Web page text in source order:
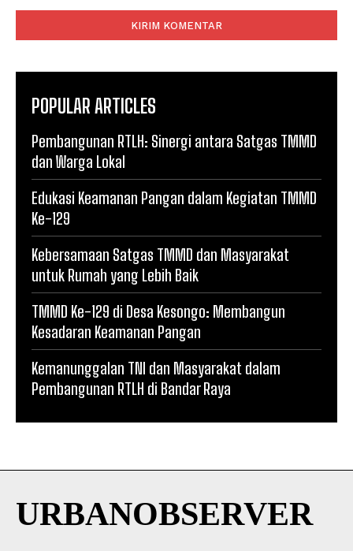
POPULAR ARTICLES
Pembangunan RTLH: Sinergi antara Satgas TMMD
dan Warga Lokal
Edukasi Keamanan Pangan dalam Kegiatan TMMD
Ke-129
Kebersamaan Satgas TMMD dan Masyarakat
untuk Rumah yang Lebih Baik
TMMD Ke-129 di Desa Kesongo: Membangun
Kesadaran Keamanan Pangan
Kemanunggalan TNI dan Masyarakat dalam
Pembangunan RTLH di Bandar Raya
URBANOBSERVER